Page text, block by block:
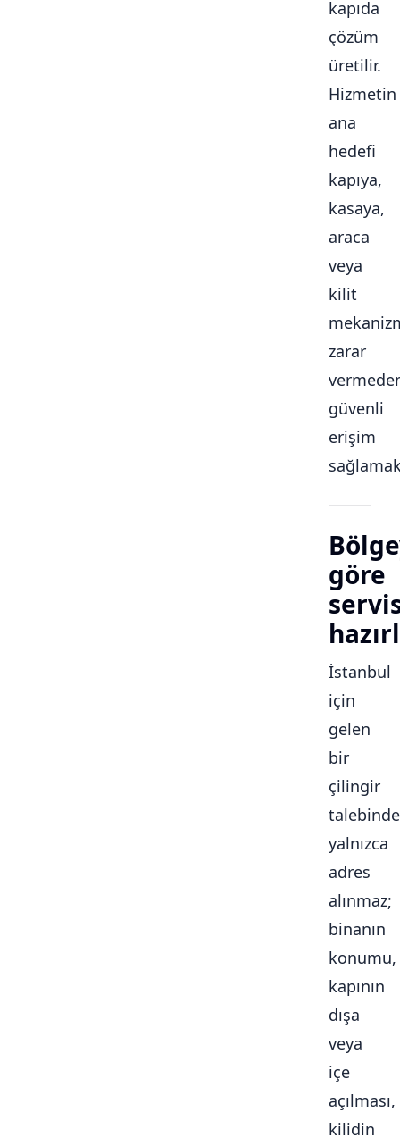
kapıda
çözüm
üretilir.
Hizmetin
ana
hedefi
kapıya,
kasaya,
araca
veya
kilit
zarar
güvenli
erişim
göre
İstanbul
için
gelen
bir
çilingir
talebinde
yalnızca
adres
alınmaz;
binanın
konumu,
kapının
dışa
veya
içe
açılması,
kilidin